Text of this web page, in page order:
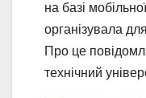
на базі
організувала
Про це
технічний